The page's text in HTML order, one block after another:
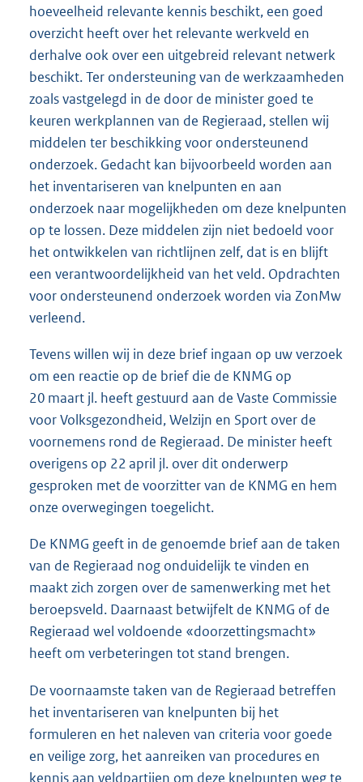
hoeveelheid relevante kennis beschikt, een goed
overzicht heeft over het relevante werkveld en
derhalve ook over een uitgebreid relevant netwerk
beschikt. Ter ondersteuning van de werkzaamheden
zoals vastgelegd in de door de minister goed te
keuren werkplannen van de Regieraad, stellen wij
middelen ter beschikking voor ondersteunend
onderzoek. Gedacht kan bijvoorbeeld worden aan
het inventariseren van knelpunten en aan
onderzoek naar mogelijkheden om deze knelpunten
op te lossen. Deze middelen zijn niet bedoeld voor
het ontwikkelen van richtlijnen zelf, dat is en blijft
een verantwoordelijkheid van het veld. Opdrachten
voor ondersteunend onderzoek worden via ZonMw
verleend.
Tevens willen wij in deze brief ingaan op uw verzoek
om een reactie op de brief die de KNMG op
20 maart jl. heeft gestuurd aan de Vaste Commissie
voor Volksgezondheid, Welzijn en Sport over de
voornemens rond de Regieraad. De minister heeft
overigens op 22 april jl. over dit onderwerp
gesproken met de voorzitter van de KNMG en hem
onze overwegingen toegelicht.
De KNMG geeft in de genoemde brief aan de taken
van de Regieraad nog onduidelijk te vinden en
maakt zich zorgen over de samenwerking met het
beroepsveld. Daarnaast betwijfelt de KNMG of de
Regieraad wel voldoende «doorzettingsmacht»
heeft om verbeteringen tot stand brengen.
De voornaamste taken van de Regieraad betreffen
het inventariseren van knelpunten bij het
formuleren en het naleven van criteria voor goede
en veilige zorg, het aanreiken van procedures en
kennis aan veldpartijen om deze knelpunten weg te